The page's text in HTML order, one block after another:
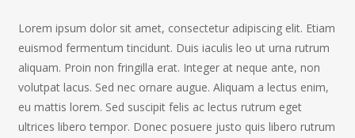
Lorem ipsum dolor sit amet, consectetur adipiscing elit. Etiam
euismod fermentum tincidunt. Duis iaculis leo ut urna rutrum
aliquam. Proin non fringilla erat. Integer at neque ante, non
volutpat lacus. Sed nec ornare augue. Aliquam a lectus enim,
eu mattis lorem. Sed suscipit felis ac lectus rutrum eget
ultrices libero tempor. Donec posuere justo quis libero rutrum